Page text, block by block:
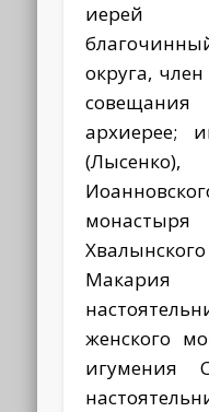
иерей
округа,
совещания
архиерее;
женского
игумения